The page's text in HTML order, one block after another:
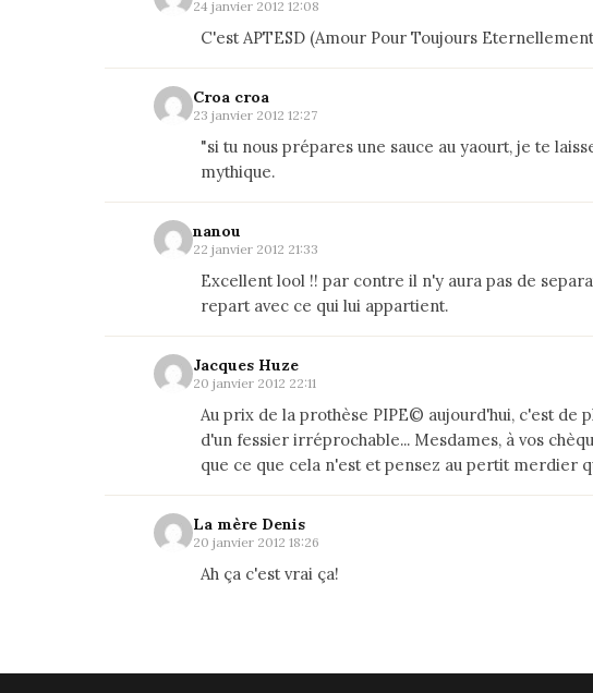
24 janvier 2012 12:08
C'est APTESD (Amour Pour Toujours
Croa croa
23 janvier 2012 12:27
"si tu nous prépares une sauce au yaourt, je te
mythique.
nanou
22 janvier 2012 21:33
Excellent lool !! par contre il n'y aura pas de
repart avec ce qui lui appartient.
Jacques Huze
20 janvier 2012 22:11
Au prix de la prothèse PIPE© aujourd'hui, c'est de
d'un fessier irréprochable... Mesdames, à vos
que ce que cela n'est et pensez au pertit merdier
La mère Denis
20 janvier 2012 18:26
Ah ça c'est vrai ça!